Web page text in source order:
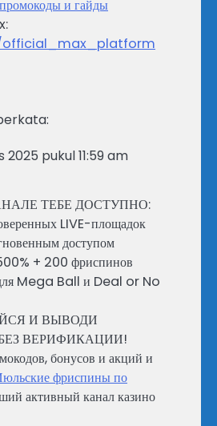
и гайды
2025 pukul 11:59 am
ТЕБЕ ДОСТУПНО:
LIVE-площадок
доступом
+ 200 фриспинов
Mega Ball и Deal or No
И ВЫВОДИ
ВЕРИФИКАЦИИ!
бонусов и акций и
фриспины по
активный канал казино